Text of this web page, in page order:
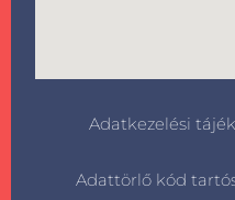
Adatkezelési
Adattörlő kód